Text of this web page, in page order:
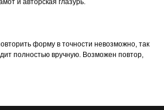
и авторская глазурь.
форму в точности невозможно, так
полностью вручную. Возможен повтор,